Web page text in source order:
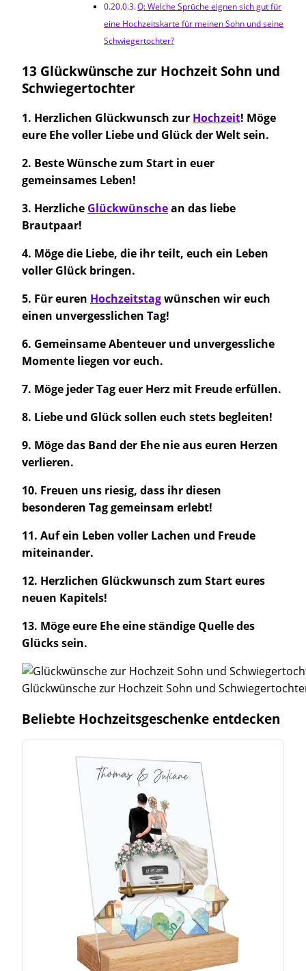
Q: Welche Sprüche eignen sich gut für
eine Hochzeitskarte für meinen Sohn und seine
Schwiegertochter?
13 Glückwünsche zur Hochzeit Sohn und
Schwiegertochter
1. Herzlichen Glückwunsch zur Hochzeit! Möge
eure Ehe voller Liebe und Glück der Welt sein.
2. Beste Wünsche zum Start in euer
gemeinsames Leben!
3. Herzliche Glückwünschean das liebe
Brautpaar!
4. Möge die Liebe, die ihr teilt, euch ein Leben
voller Glück bringen.
5. Für euren Hochzeitstagwünschen wir euch
einen unvergesslichen Tag!
6. Gemeinsame Abenteuer und unvergessliche
Momente liegen vor euch.
7. Möge jeder Tag euer Herz mit Freude erfüllen.
8. Liebe und Glück sollen euch stets begleiten!
9. Möge das Band der Ehe nie aus euren Herzen
verlieren.
10. Freuen uns riesig, dass ihr diesen
besonderen Tag gemeinsam erlebt!
11. Auf ein Leben voller Lachen und Freude
miteinander.
12. Herzlichen Glückwunsch zum Start eures
neuen Kapitels!
13. Möge eure Ehe eine ständige Quelle des
Glücks sein.
Glückwünsche zur Hochzeit Sohn und
Beliebte Hochzeitsgeschenke entdecken